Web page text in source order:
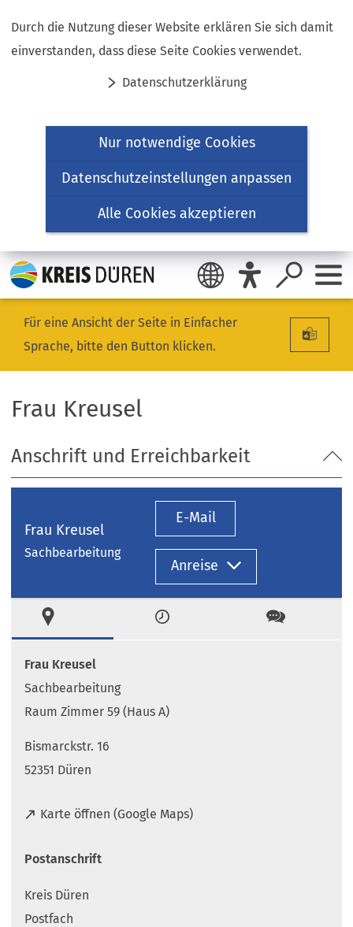
Durch die Nutzung dieser Website erklären Sie sich damit
einverstanden, dass diese Seite Cookies verwendet.
Datenschutzerklärung
Nur notwendige Cookies
Datenschutzeinstellungen anpassen
Alle Cookies akzeptieren
Inhalt anspringen
Für eine Ansicht der Seite in Einfacher
Sprache, bitte den Button klicken.
Frau Kreusel
Anschrift und Erreichbarkeit
Frau Kreusel
Sachbearbeitung
E-Mail
Anreise
Zeiten Kontakt
Frau Kreusel
Sachbearbeitung
Raum Zimmer 59 (Haus A)
Bismarckstr. 16
52351 Düren
Karte öffnen (Google Maps)
(
f
e
t
Postanschrift
Kreis Düren
Postfach